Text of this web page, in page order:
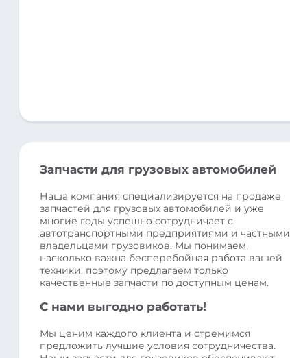
Запчасти для грузовых автомобилей
Наша компания специализируется на продаже
запчастей для грузовых автомобилей и уже
многие годы успешно сотрудничает с
автотранспортными предприятиями и частными
владельцами грузовиков. Мы понимаем,
насколько важна бесперебойная работа вашей
техники, поэтому предлагаем только
качественные запчасти по доступным ценам.
С нами выгодно работать!
Мы ценим каждого клиента и стремимся
предложить лучшие условия сотрудничества.